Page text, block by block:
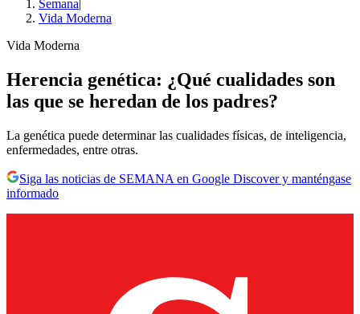
Semana|
Vida Moderna
Vida Moderna
Herencia genética: ¿Qué cualidades son
las que se heredan de los padres?
La genética puede determinar las cualidades físicas, de inteligencia,
enfermedades, entre otras.
Siga las noticias de SEMANA en Google Discover y manténgase
informado